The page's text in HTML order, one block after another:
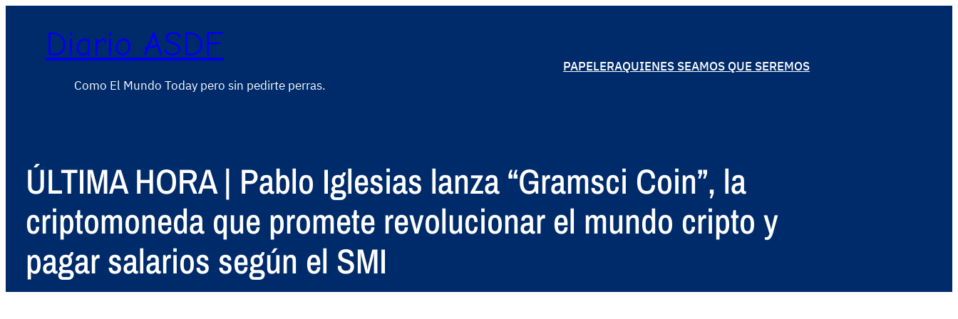
Diario ASDF
Como El Mundo Today pero sin pedirte perras.
PAPELERAQUIENES SEAMOS QUE SEREMOS
ÚLTIMA HORA | Pablo Iglesias lanza “Gramsci Coin”, la
criptomoneda que promete revolucionar el mundo cripto y
pagar salarios según el SMI